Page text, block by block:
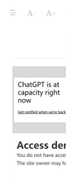
- +